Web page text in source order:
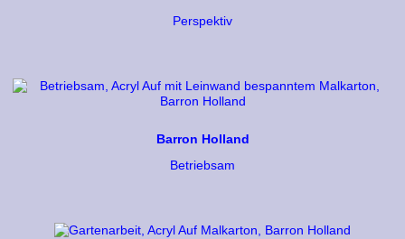
Perspektiv
Barron Holland
Betriebsam